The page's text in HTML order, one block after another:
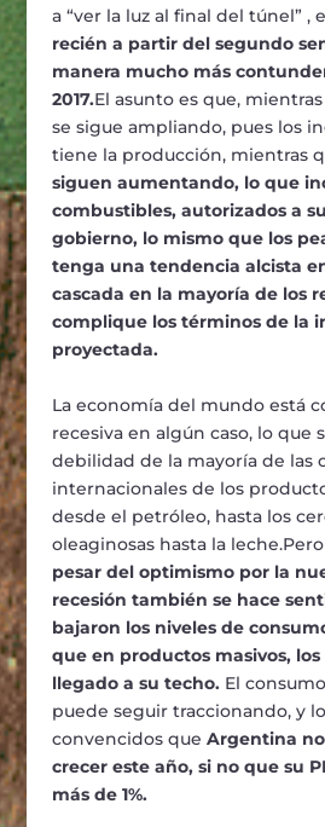
a “ver la luz al final del túnel”
recién a partir del segundo
manera mucho más
2017.El asunto es que,
se sigue ampliando, pues los
tiene la producción, mientras
siguen aumentando, lo que
combustibles, autorizados a
gobierno, lo mismo que los
tenga una tendencia alcista
cascada en la mayoría de los
complique los términos de la
proyectada.
La economía del mundo está
recesiva en algún caso, lo que
debilidad de la mayoría de las
internacionales de los
desde el petróleo, hasta los
oleaginosas hasta la leche.Pero
pesar del optimismo por la
recesión también se hace
bajaron los niveles de
que en productos masivos,
llegado a su techo.El
puede seguir traccionando, y
convencidos que Argentina
crecer este año, si no que su
más de 1%.